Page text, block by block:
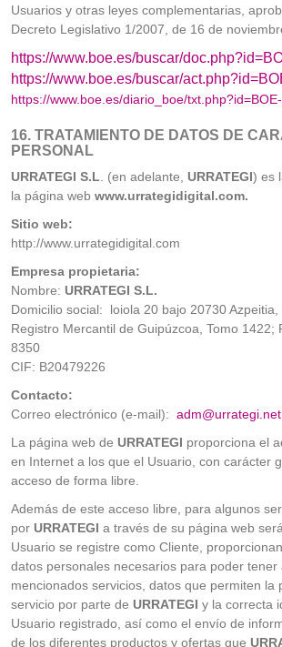
Usuarios y otras leyes complementarias,
Decreto Legislativo 1/2007, de 16 de
https://www.boe.es/buscar/
https://www.boe.es/buscar/
https://www.boe.es/diario_boe/
16. TRATAMIENTO DE DATOS DE
PERSONAL
URRATEGI S.L . (en adelante, URRATEGI) es
la página web www.urrategidigital.com.
Sitio web:
http://www.urrategidigital.com
Empresa propietaria:
Nombre: URRATEGI S.L.
Domicilio social: loiola 20 bajo 20730 Azpeitia,
Registro Mercantil de Guipúzcoa, Tomo 1422;
8350
CIF: B20479226
Contacto:
Correo electrónico (e-mail): adm@urrategi.net
La página web de URRATEGI proporciona el
en Internet a los que el Usuario, con carácter
acceso de forma libre.
Además de este acceso libre, para algunos
por URRATEGI a través de su página web
Usuario se registre como Cliente,
datos personales necesarios para poder tener
mencionados servicios, datos que permiten la
servicio por parte de URRATEGI y la correcta
Usuario registrado, así como el envío de
de los diferentes productos y ofertas que